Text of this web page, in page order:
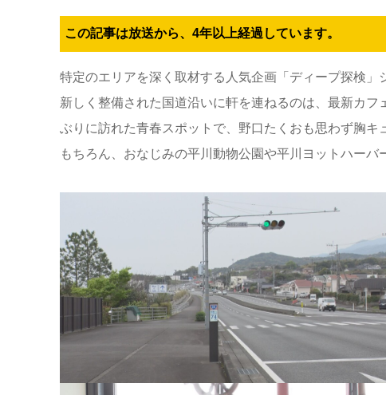
この記事は放送から、4年以上経過しています。
特定のエリアを深く取材する人気企画「ディープ探検」
新しく整備された国道沿いに軒を連ねるのは、最新カ
ぶりに訪れた青春スポットで、野口たくおも思わず胸
もちろん、おなじみの平川動物公園や平川ヨットハーバ